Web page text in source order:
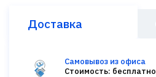
Доставка
Самовывоз из офиса
Стоимость: бесплатно